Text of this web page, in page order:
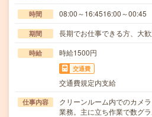
時間 08:00～16:4516:00～00:45
期間 長期でお仕事できる方、大歓
時給 時給1500円
交通費
交通費規定内支給
仕事内容
クリーンルーム内でのカメ
業務。主に立ち作業で数グ